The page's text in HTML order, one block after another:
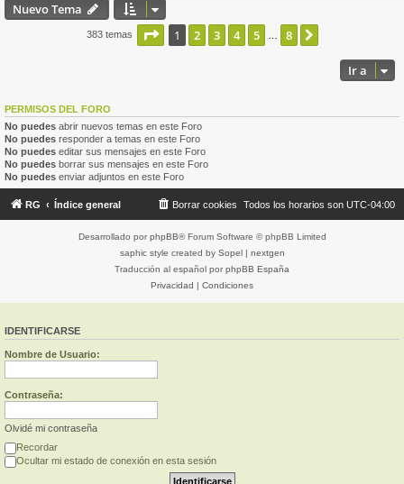
Nuevo Tema
383 temas Página de
1 2 3 4 5 8
Ir a
PERMISOS DEL FORO
No puedes abrir nuevos temas en este Foro
No puedes responder a temas en este Foro
No puedes editar sus mensajes en este Foro
No puedes borrar sus mensajes en este Foro
No puedes enviar adjuntos en este Foro
RG Índice general Todos los horarios son UTC-04:00
Borrar cookies
Desarrollado por phpBB® Forum Software © phpBB Limited
saphic style created by Sopel| nextgen
Traducción al español por phpBB España
Privacidad | Condiciones
IDENTIFICARSE
Nombre de Usuario:
Contraseña:
Olvidé mi contraseña
Recordar
Ocultar mi estado de conexión en esta sesión